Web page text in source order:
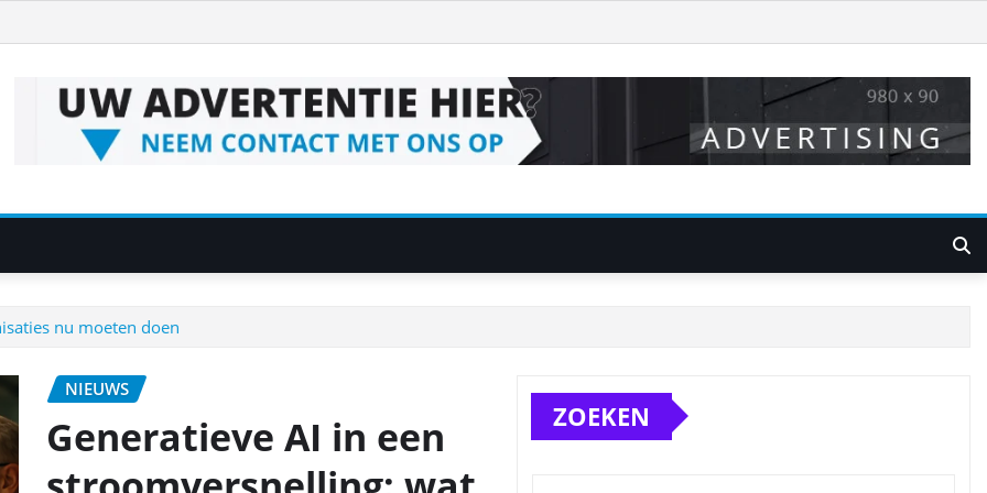
nu moeten doen
NIEUWS
Generatieve AI in een
ZOEKEN